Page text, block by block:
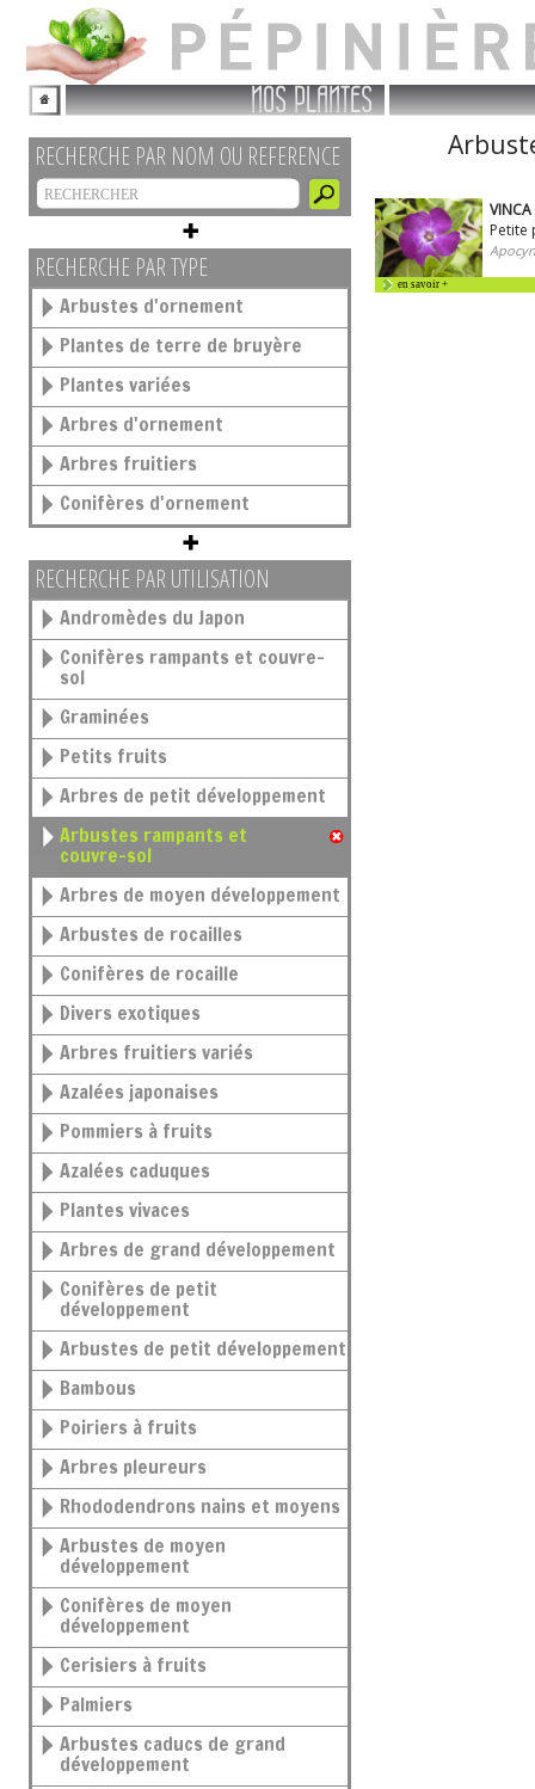
NOS PLANTES
RECHERCHE PAR NOM OU REFERENCE
RECHERCHE PAR TYPE
Arbustes d'ornement
Plantes de terre de bruyère
Plantes variées
Arbres d'ornement
Arbres fruitiers
Conifères d'ornement
RECHERCHE PAR UTILISATION
Andromèdes du Japon
Conifères rampants et couvre-
sol
Graminées
Petits fruits
Arbres de petit développement
Arbustes rampants et
couvre-sol
Arbres de moyen développement
Arbustes de rocailles
Conifères de rocaille
Divers exotiques
Arbres fruitiers variés
Azalées japonaises
Pommiers à fruits
Azalées caduques
Plantes vivaces
Arbres de grand développement
Conifères de petit
développement
Arbustes de petit développement
Bambous
Poiriers à fruits
Arbres pleureurs
Rhododendrons nains et moyens
Arbustes de moyen
développement
Conifères de moyen
développement
Cerisiers à fruits
Palmiers
Arbustes caducs de grand
développement
Petite
en savoir +